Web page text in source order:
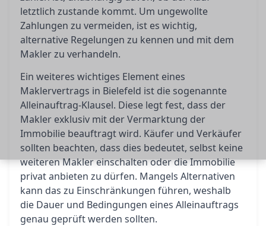
letztlich zustande kommt. Um ungewollte
Zahlungen zu vermeiden, ist es wichtig,
alternative Regelungen zu kennen und mit dem
Makler zu verhandeln.
Ein weiteres wichtiges Element eines
Maklervertrags in Bielefeld ist die sogenannte
Alleinauftrag-Klausel. Diese legt fest, dass der
Makler exklusiv mit der Vermarktung der
Immobilie beauftragt wird. Käufer und Verkäufer
sollten beachten, dass dies bedeutet, selbst keine
weiteren Makler einschalten oder die Immobilie
privat anbieten zu dürfen. Mangels Alternativen
kann das zu Einschränkungen führen, weshalb
die Dauer und Bedingungen eines Alleinauftrags
genau geprüft werden sollten.